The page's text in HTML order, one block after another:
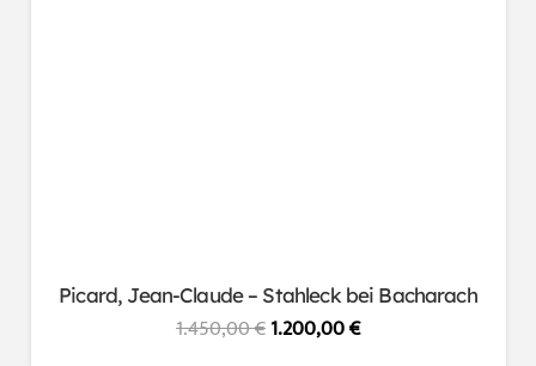
Picard, Jean-Claude – Stahleck bei Bacharach
1.450,00€Ursprünglicher
1.200,00€Aktueller